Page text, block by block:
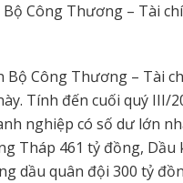
Công Thương – Tài
Bộ Công Thương – Tài
Tính đến cuối quý III/
nghiệp có số dư lớn
Tháp 461 tỷ đồng, Dầu
dầu quân đội 300 tỷ